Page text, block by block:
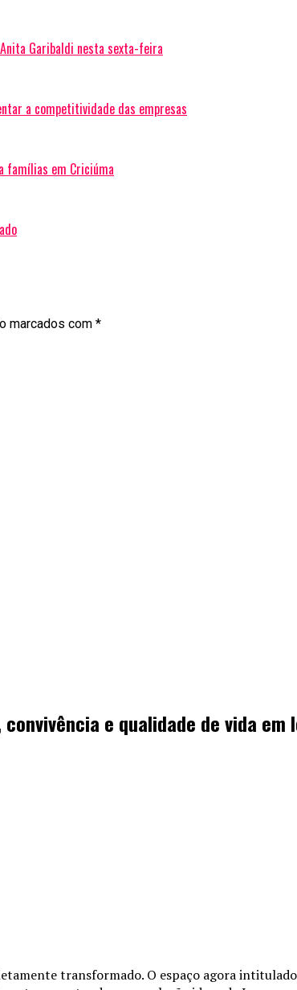
Garibaldi nesta sexta-feira
a competitividade das empresas
famílias em Criciúma
marcados com *
e qualidade de vida em
transformado. O espaço agora